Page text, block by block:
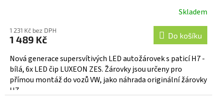
Skladem
1 231 Kč bez DPH
1 489 Kč Do košíku
Nová generace supersvítivých LED autožárovek s paticí H7 -
bílá, 6x LED čip LUXEON ZES. Žárovky jsou určeny pro
přímou montáž do vozů VW, jako náhrada originální žárovky
H7,...